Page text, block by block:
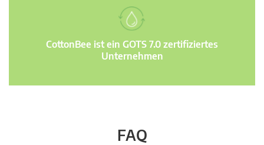
CottonBee ist ein GOTS 7.0 zertifiziertes
Unternehmen
FAQ